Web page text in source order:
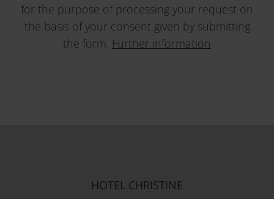
for the purpose of processing your request on
the basis of your consent given by submitting
the form. Further information
HOTEL CHRISTINE